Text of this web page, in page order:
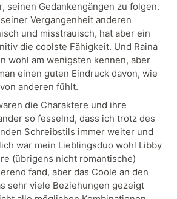
seinen Gedankengängen zu folgen.
Vergangenheit anderen
und misstrauisch, hat aber ein
die coolste Fähigkeit. Und Raina
wohl am wenigsten kennen, aber
einen guten Eindruck davon, wie
anderen fühlt.
die Charaktere und ihre
so fesselnd, dass ich trotz des
Schreibstils immer weiter und
war mein Lieblingsduo wohl Libby
(übrigens nicht romantische)
fand, aber das Coole an den
sehr viele Beziehungen gezeigt